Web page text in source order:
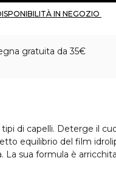
gratuita da 35€
di capelli. Deterge il
equilibrio del film
La sua formula è